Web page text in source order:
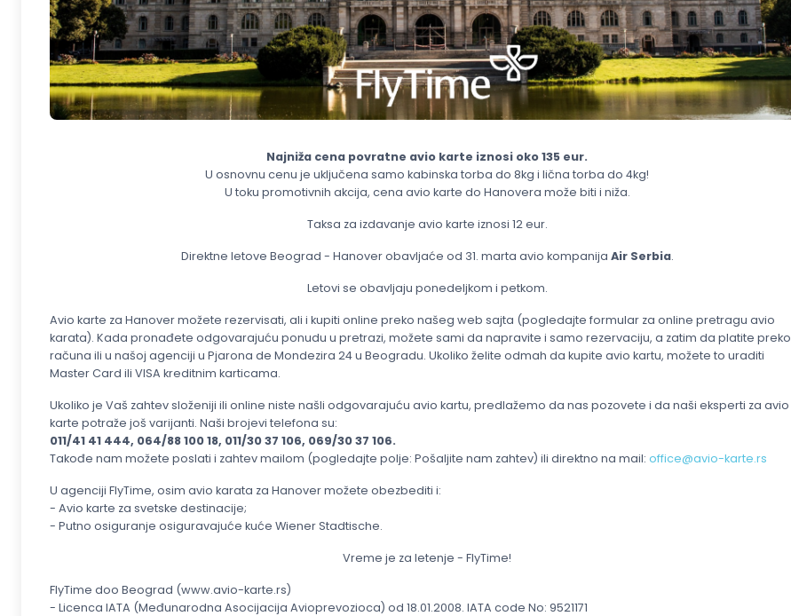
Najniža cena povratne avio karte iznosi oko 135 eur.
U osnovnu cenu je uključena samo kabinska torba do 8kg i lična torba do 4kg!
U toku promotivnih akcija, cena avio karte do Hanovera može biti i niža.
Taksa za izdavanje avio karte iznosi 12 eur.
Direktne letove Beograd - Hanover obavljaće od 31. marta avio kompanija Air Serbia.
Letovi se obavljaju ponedeljkom i petkom.
Avio karte za Hanover možete rezervisati, ali i kupiti online preko našeg web sajta (pogledajte formular za online pretragu avio
karata). Kada pronađete odgovarajuću ponudu u pretrazi, možete sami da napravite i samo rezervaciju, a zatim da platite preko
računa ili u našoj agenciji u Pjarona de Mondezira 24 u Beogradu. Ukoliko želite odmah da kupite avio kartu, možete to uraditi
Master Card ili VISA kreditnim karticama.
Ukoliko je Vaš zahtev složeniji ili online niste našli odgovarajuću avio kartu, predlažemo da nas pozovete i da naši eksperti za avio
karte potraže još varijanti. Naši brojevi telefona su:
011/41 41 444, 064/88 100 18, 011/30 37 106, 069/30 37 106.
Takođe nam možete poslati i zahtev mailom (pogledajte polje: Pošaljite nam zahtev) ili direktno na mail: office@avio-karte.rs
U agenciji FlyTime, osim avio karata za Hanover možete obezbediti i:
- Avio karte za svetske destinacije;
- Putno osiguranje osiguravajuće kuće Wiener Stadtische.
Vreme je za letenje - FlyTime!
FlyTime doo Beograd (www.avio-karte.rs)
- Licenca IATA (Međunarodna Asocijacija Avioprevozioca) od 18.01.2008. IATA code No: 9521171